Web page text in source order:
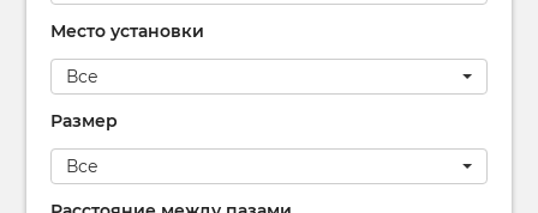
Место установки
Все
Размер
Все